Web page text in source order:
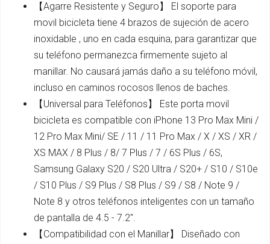
【Agarre Resistente y Seguro】 El soporte para
movil bicicleta tiene 4 brazos de sujeción de acero
inoxidable , uno en cada esquina, para garantizar que
su teléfono permanezca firmemente sujeto al
manillar. No causará jamás daño a su teléfono móvil,
incluso en caminos rocosos llenos de baches.
【Universal para Teléfonos】 Este porta movil
bicicleta es compatible con iPhone 13 Pro Max Mini /
12 Pro Max Mini/ SE / 11 / 11 Pro Max / X / XS / XR /
XS MAX / 8 Plus / 8/ 7 Plus / 7 / 6S Plus / 6S,
Samsung Galaxy S20 / S20 Ultra / S20+ / S10 / S10e
/ S10 Plus / S9 Plus / S8 Plus / S9 / S8 / Note 9 /
Note 8 y otros teléfonos inteligentes con un tamaño
de pantalla de 4.5 - 7.2''.
【Compatibilidad con el Manillar】 Diseñado con